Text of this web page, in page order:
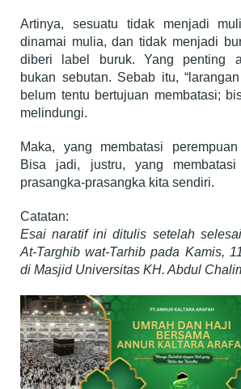
Artinya, sesuatu tidak menjadi
dinamai mulia, dan tidak menjadi
diberi label buruk. Yang penting
bukan sebutan. Sebab itu,
belum tentu bertujuan membatasi;
melindungi.
Maka, yang membatasi
Bisa jadi, justru, yang membatasi
prasangka-prasangka kita sendiri.
Catatan:
Esai naratif ini ditulis setelah
At-Targhib wat-Tarhib pada Kamis,
di Masjid Universitas KH. Abdul